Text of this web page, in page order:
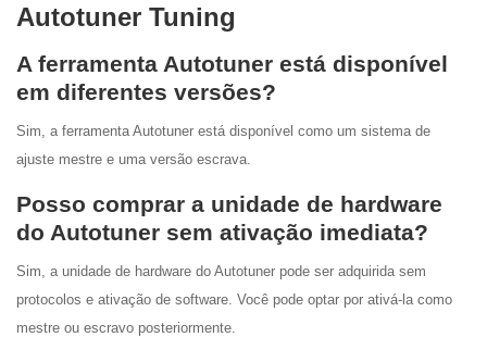
Autotuner Tuning
A ferramenta Autotuner está disponível
em diferentes versões?
Sim, a ferramenta Autotuner está disponível como um sistema de
ajuste mestre e uma versão escrava.
Posso comprar a unidade de hardware
do Autotuner sem ativação imediata?
Sim, a unidade de hardware do Autotuner pode ser adquirida sem
protocolos e ativação de software. Você pode optar por ativá-la como
mestre ou escravo posteriormente.